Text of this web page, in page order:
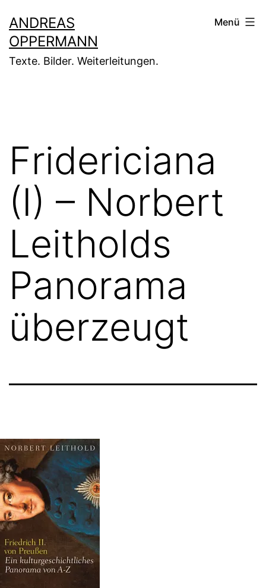
Inhalt
springen
ANDREAS
OPPERMANN
Texte. Bilder. Weiterleitungen.
Menü
Fridericiana
(I) – Norbert
Leitholds
Panorama
überzeugt